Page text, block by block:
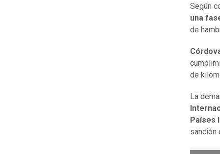
Según
una
de
de
La
Países
sanción